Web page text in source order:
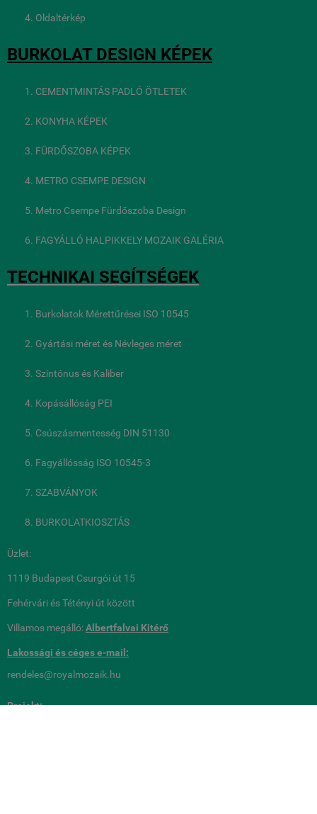
Oldaltérkép
BURKOLAT DESIGN KÉPEK
CEMENTMINTÁS PADLÓ ÖTLETEK
KONYHA KÉPEK
FÜRDŐSZOBA KÉPEK
METRO CSEMPE DESIGN
Metro Csempe Fürdőszoba Design
FAGYÁLLÓ HALPIKKELY MOZAIK GALÉRIA
TECHNIKAI SEGÍTSÉGEK
Burkolatok Mérettűrései ISO 10545
Gyártási méret és Névleges méret
Színtónus és Kaliber
Kopásállóság PEI
Csúszásmentesség DIN 51130
Fagyállósság ISO 10545-3
SZABVÁNYOK
BURKOLATKIOSZTÁS
Üzlet:
1119 Budapest Csurgói út 15
Fehérvári és Tétényi út között
Villamos megálló:Albertfalvai Kitérő
Lakossági és cégese-mail:
rendeles@royalmozaik.hu
Projekt: